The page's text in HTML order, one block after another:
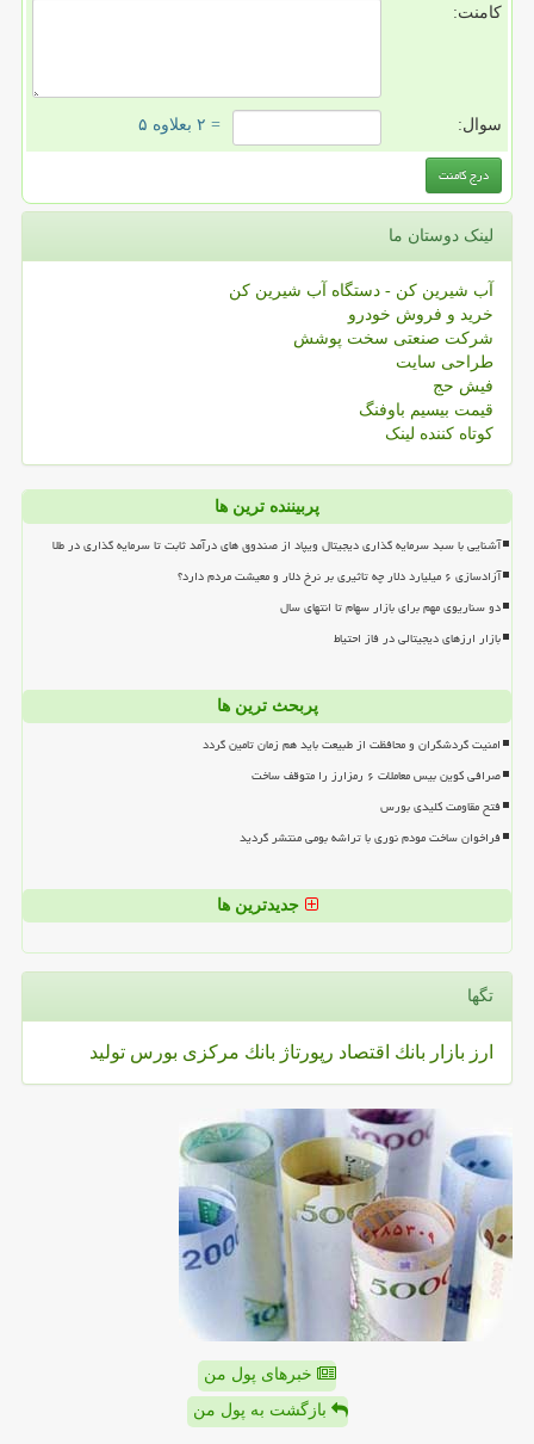
کامنت:
سوال: = ۲ بعلاوه ۵
لینک دوستان ما
آب شیرین کن - دستگاه آب شیرین کن
خرید و فروش خودرو
شرکت صنعتی سخت پوشش
طراحی سایت
فیش حج
قیمت بیسیم باوفنگ
کوتاه کننده لینک
پربیننده ترین ها
آشنایی با سبد سرمایه گذاری دیجیتال ویپاد از صندوق های درآمد ثابت تا سرمایه گذاری در طلا
آزادسازی ۶ میلیارد دلار چه تاثیری بر نرخ دلار و معیشت مردم دارد؟
دو سناریوی مهم برای بازار سهام تا انتهای سال
بازار ارزهای دیجیتالی در فاز احتیاط
پربحث ترین ها
امنیت گردشگران و محافظت از طبیعت باید هم زمان تامین گردد
صرافی کوین بیس معاملات ۶ رمزارز را متوقف ساخت
فتح مقاومت کلیدی بورس
فراخوان ساخت مودم نوری با تراشه بومی منتشر گردید
جدیدترین ها
تگها
ارز بازار بانك اقتصاد رپورتاژ بانك مركزی بورس تولید
خبرهای پول من
بازگشت به پول من